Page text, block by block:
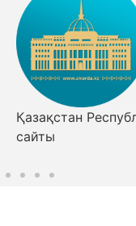
Қазақстан
сайты